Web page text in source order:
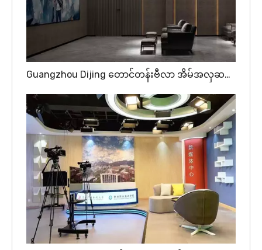
Guangzhou Dijing တောင်တန်းဗီလာ အိမ်အလှဆင် AV အခန်း